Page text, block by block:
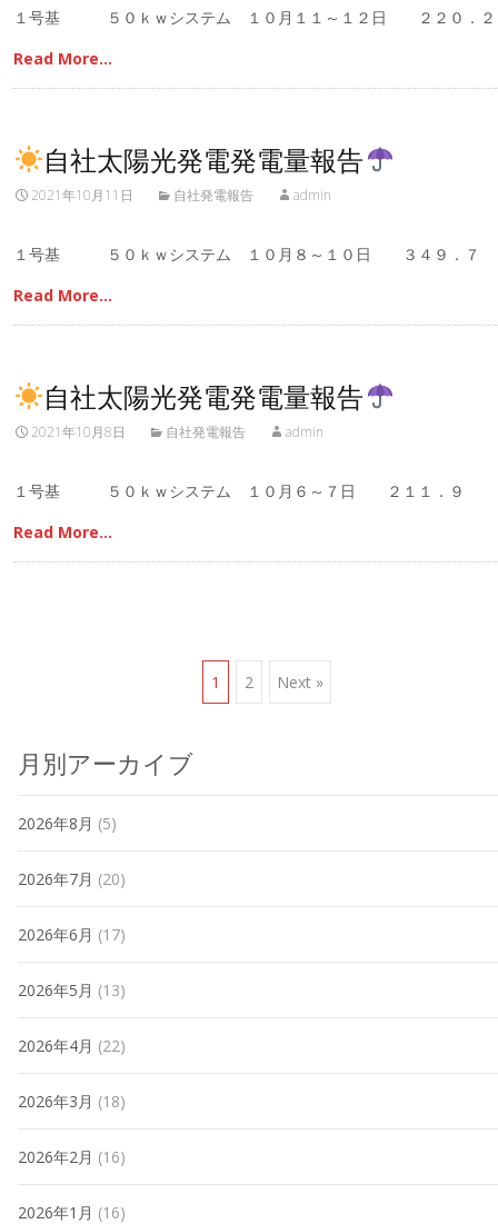
１号基 ５０ｋｗシステム １０月１１～１２日 ２２０．
Read More…
自社太陽光発電発電量報告
2021年10月11日 自社発電報告 admin
１号基 ５０ｋｗシステム １０月８～１０日 ３４９．
Read More…
自社太陽光発電発電量報告
2021年10月8日 自社発電報告 admin
１号基 ５０ｋｗシステム １０月６～７日 ２１１．９
Read More…
navigation
1 2 Next »
月別アーカイブ
2026年8月 (5)
2026年7月 (20)
2026年6月 (17)
2026年5月 (13)
2026年4月 (22)
2026年3月 (18)
2026年2月 (16)
2026年1月 (16)